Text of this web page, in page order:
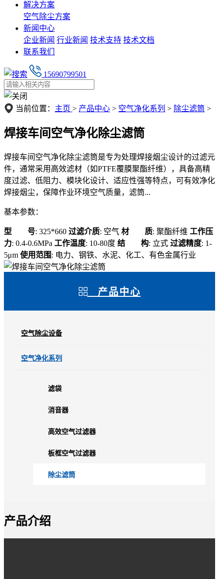
解决方案
空气除尘方案
新闻中心
企业新闻 行业新闻 技术支持 技术文档
联系我们
15690799501
当前位置： 主页 > 产品中心 > 空气净化系列 > 除尘滤筒 >
焊接车间空气净化除尘滤筒
焊接车间空气净化除尘滤筒是专为处理焊接烟尘设计的过滤元
件，通常采用高效滤材（如PTFE覆膜聚酯纤维），具备高精
度过滤、低阻力、模块化设计、适应性强等特点，可有效净化
焊接烟尘，保障作业环境空气质量，滤筒...
基本参数：
型 号: 325*660 过滤介质: 空气 材 质: 聚酯纤维 工作压
力: 0.4-0.6MPa 工作温度: 10-80度 结 构: 立式 过滤精度: 1-
5μm 使用范围: 电力、钢铁、水泥、化工、有色金属行业
产品中心
空气除尘设备
空气净化系列
滤袋
消音器
高效空气过滤器
板框空气过滤器
除尘滤筒
产品介绍